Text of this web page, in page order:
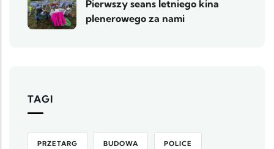
Pierwszy seans letniego kina
plenerowego za nami
TAGI
PRZETARG BUDOWA POLICE